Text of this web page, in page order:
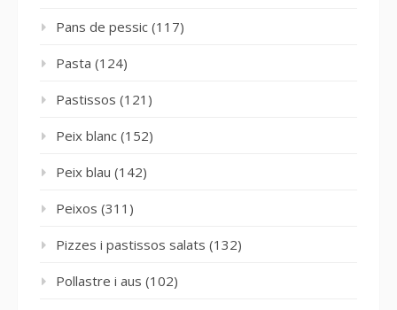
Pans de pessic (117)
Pasta (124)
Pastissos (121)
Peix blanc (152)
Peix blau (142)
Peixos (311)
Pizzes i pastissos salats (132)
Pollastre i aus (102)